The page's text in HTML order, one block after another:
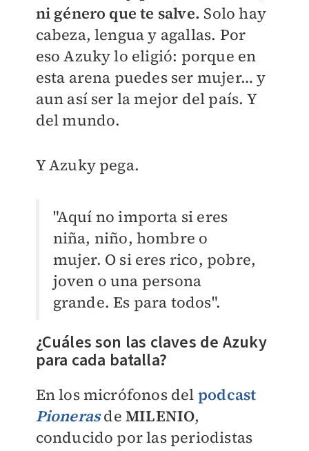
ni género que te salve. Solo hay
cabeza, lengua y agallas. Por
eso Azuky lo eligió: porque en
esta arena puedes ser mujer… y
aun así ser la mejor del país. Y
del mundo.
Y Azuky pega.
"Aquí no importa si eres
niña, niño, hombre o
mujer. O si eres rico, pobre,
joven o una persona
grande. Es para todos".
¿Cuáles son las claves de Azuky
para cada batalla?
En los micrófonos del podcast
Pionerasde MILENIO,
conducido por las periodistas